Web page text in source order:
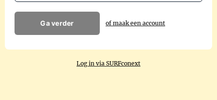
Ga verder of maak een account
Log in via SURFconext